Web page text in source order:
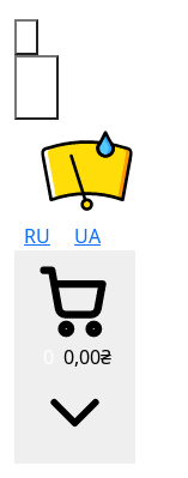
RU UA
0,00₴